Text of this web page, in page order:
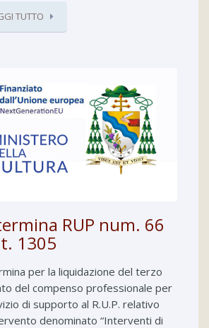
TUTTO
RUP num. 66
1305
per la liquidazione del terzo
del compenso professionale per
di supporto al R.U.P. relativo
denominato “Interventi di